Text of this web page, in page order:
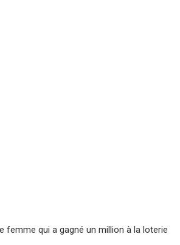
femme qui a gagné un million à la loterie